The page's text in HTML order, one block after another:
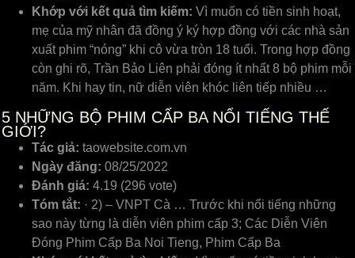
Khớp với kết quả tìm kiếm: Vì muốn có tiền sinh hoạt,
mẹ của mỹ nhân đã đồng ý ký hợp đồng với các nhà sản
xuất phim “nóng” khi cô vừa tròn 18 tuổi. Trong hợp đồng
còn ghi rõ, Trần Bảo Liên phải đóng ít nhất 8 bộ phim mỗi
năm. Khi hay tin, nữ diễn viên khóc liên tiếp nhiều …
5 NHỮNG BỘ PHIM CẤP BA NỔI TIẾNG THẾ
GIỚI?
Tác giả: taowebsite.com.vn
Ngày đăng: 08/25/2022
Đánh giá: 4.19 (296 vote)
Tóm tắt: · 2) – VNPT Cà … Trước khi nổi tiếng những
sao này từng là diễn viên phim cấp 3; Các Diễn Viên
Đóng Phim Cấp Ba Noi Tieng, Phim Cấp Ba